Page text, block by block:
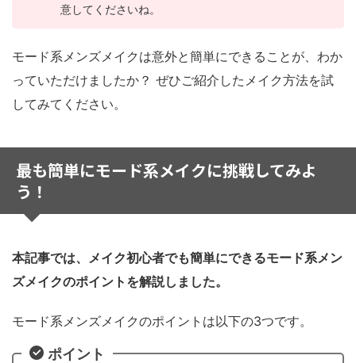
意してくださいね。
モード系メンズメイクは意外と簡単にできることが、わか
っていただけましたか？ ぜひご紹介したメイク方法を試
してみてください。
最も簡単にモード系メイクに挑戦してみよ
う！
本記事では、メイク初心者でも簡単にできるモード系メン
ズメイクのポイントを解説しました。
モード系メンズメイクのポイントは以下の3つです。
ポイント